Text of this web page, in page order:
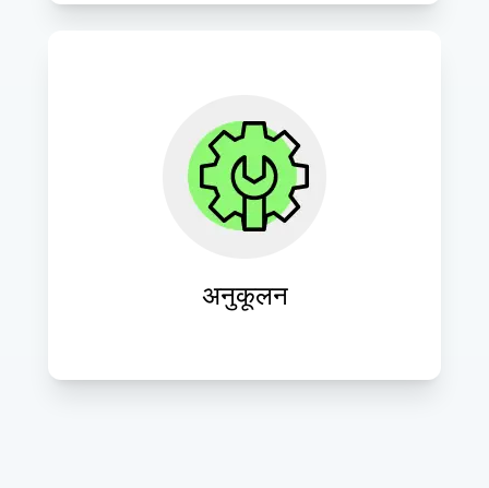
अनुकूलन
निवेश पर लाभ (ROI) को अधिकतम करने और
निरंतर विकास एवं सफलता को बढ़ावा देने के लिए
डिजिटल रणनीतियों और प्रक्रियाओं को निरंतर